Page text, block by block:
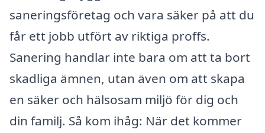
saneringsföretag och vara säker på att du
får ett jobb utfört av riktiga proffs.
Sanering handlar inte bara om att ta bort
skadliga ämnen, utan även om att skapa
en säker och hälsosam miljö för dig och
din familj. Så kom ihåg: När det kommer